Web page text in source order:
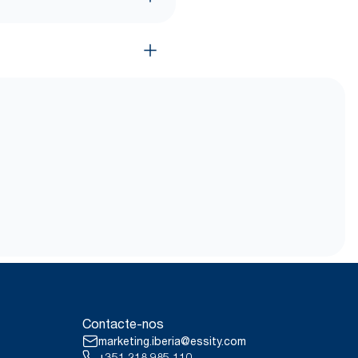
Contacte-nos
marketing.iberia@essity.com